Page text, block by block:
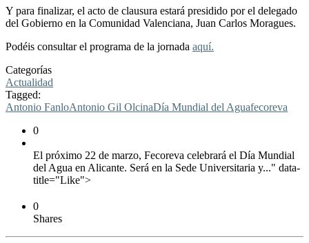
Y para finalizar, el acto de clausura estará presidido por el delegado
del Gobierno en la Comunidad Valenciana, Juan Carlos Moragues.
Podéis consultar el programa de la jornada aquí.
Categorías
Actualidad
Tagged:
Antonio FanloAntonio Gil OlcinaDía Mundial del Aguafecoreva
0
El próximo 22 de marzo, Fecoreva celebrará el Día Mundial
del Agua en Alicante. Será en la Sede Universitaria y..." data-
title="Like">
0
Shares